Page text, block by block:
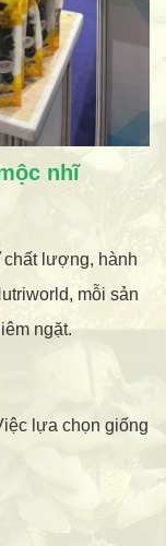
nhĩ
chất lượng, hành
mỗi sản
ngặt.
lựa chọn giống